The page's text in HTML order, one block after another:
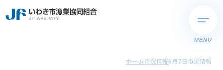
MENU
ホーム市況情報6月7日市況情報